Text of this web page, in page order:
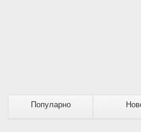
Популарно